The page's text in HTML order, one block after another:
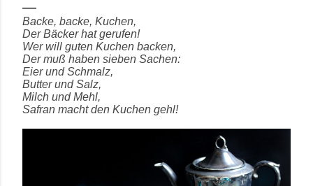
Backe, backe, Kuchen,
Der Bäcker hat gerufen!
Wer will guten Kuchen backen,
Der muß haben sieben Sachen:
Eier und Schmalz,
Butter und Salz,
Milch und Mehl,
Safran macht den Kuchen gehl!